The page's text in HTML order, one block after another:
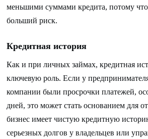
меньшими суммами кредита, потому
больший риск.
Кредитная история
Как и при личных займах, кредитная
ключевую роль. Если у
компании были просрочки платежей,
дней, это может стать основанием для
бизнес имеет чистую кредитную
серьезных долгов у владельцев или